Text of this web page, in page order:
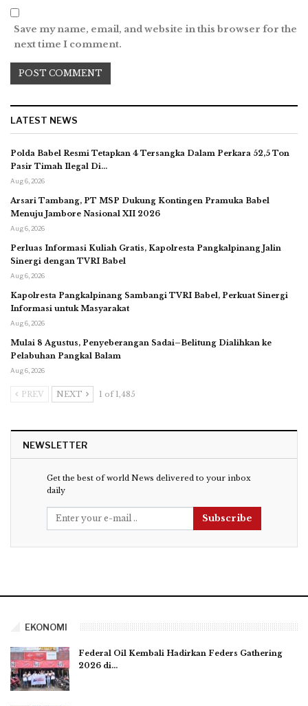
Save my name, email, and website in this browser for the
next time I comment.
LATEST NEWS
Polda Babel Resmi Tetapkan 4 Tersangka Dalam Perkara 52,5 Ton
Pasir Timah Ilegal Di…
Aug 6, 2026
Arsari Tambang, PT MSP Dukung Kontingen Pramuka Babel
Menuju Jambore Nasional XII 2026
Aug 6, 2026
Perluas Informasi Kuliah Gratis, Kapolresta Pangkalpinang Jalin
Sinergi dengan TVRI Babel
Aug 6, 2026
Kapolresta Pangkalpinang Sambangi TVRI Babel, Perkuat Sinergi
Informasi untuk Masyarakat
Aug 6, 2026
Mulai 8 Agustus, Penyeberangan Sadai–Belitung Dialihkan ke
Pelabuhan Pangkal Balam
Aug 6, 2026
PREV NEXT 1 of 1,485
NEWSLETTER
Get the best of world News delivered to your inbox
daily
Subscribe
EKONOMI
Federal Oil Kembali Hadirkan Feders Gathering
2026 di…